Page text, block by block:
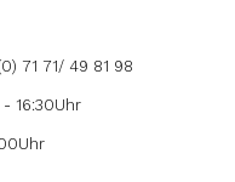
71 71/ 49 81 98
16:30Uhr